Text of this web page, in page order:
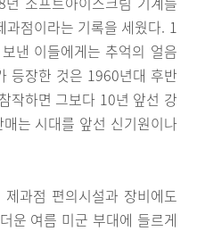
점이라는 기록을 세웠다. 1
낸 이들에게는 추억의 얼음
등장한 것은 1960년대 후반
작하면 그보다 10년 앞선 강
는 시대를 앞선 신기원이나
과점 편의시설과 장비에도
운 여름 미군 부대에 들르게